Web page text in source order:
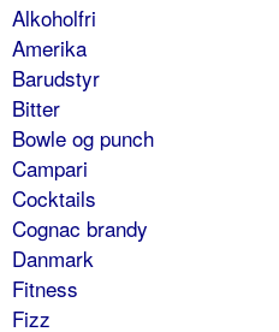
Alkoholfri
Amerika
Barudstyr
Bitter
Bowle og punch
Campari
Cocktails
Cognac brandy
Danmark
Fitness
Fizz